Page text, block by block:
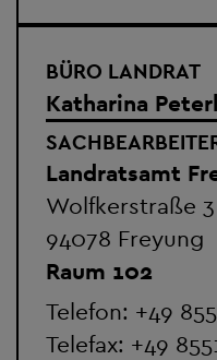
BÜRO LANDRAT
Katharina
Landratsamt
Wolfkerstraße 3
94078 Freyung
Raum 102
Telefon: +49
Telefax: +49